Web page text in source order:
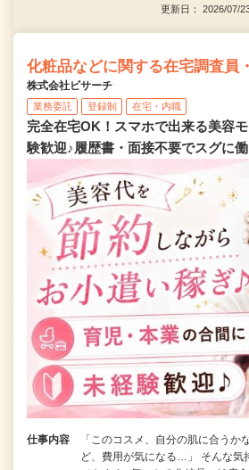
更新日： 2026/07/
化粧品などに関する在宅調査員
株式会社ビサーチ
業務委託 登録制 在宅・内職
完全在宅OK！スマホで出来る美容
験歓迎♪履歴書・面接不要でスグに
仕事内容
「このコスメ、自分の肌に合うか
ど、費用が気になる…」 そんな気